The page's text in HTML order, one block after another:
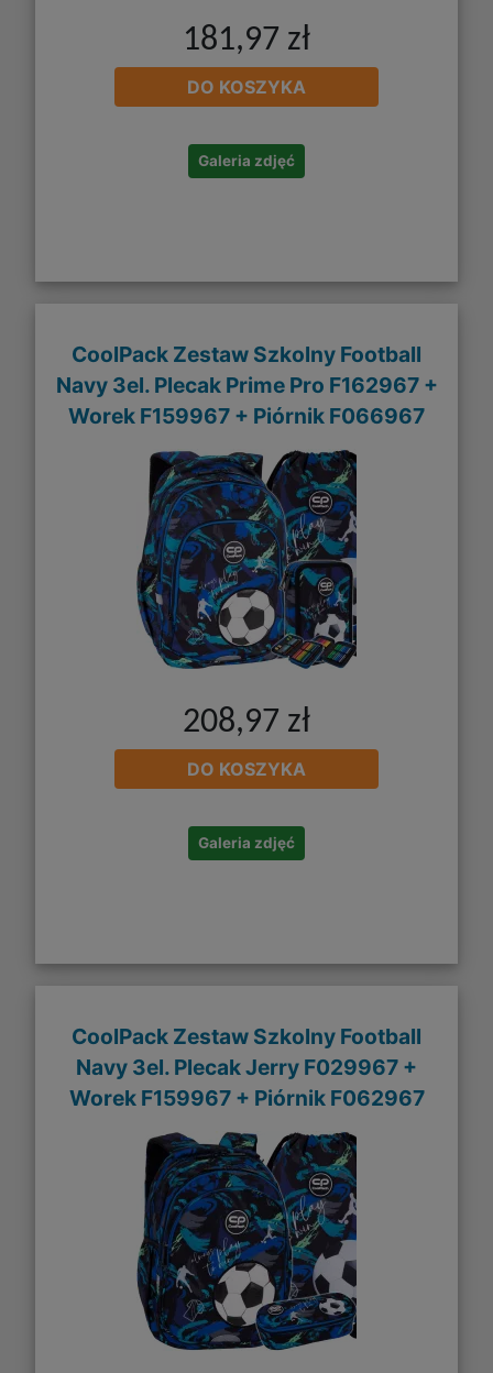
181,97 zł
DO KOSZYKA
Galeria zdjęć
CoolPack Zestaw Szkolny Football
Navy 3el. Plecak Prime Pro F162967 +
Worek F159967 + Piórnik F066967
208,97 zł
DO KOSZYKA
Galeria zdjęć
CoolPack Zestaw Szkolny Football
Navy 3el. Plecak Jerry F029967 +
Worek F159967 + Piórnik F062967